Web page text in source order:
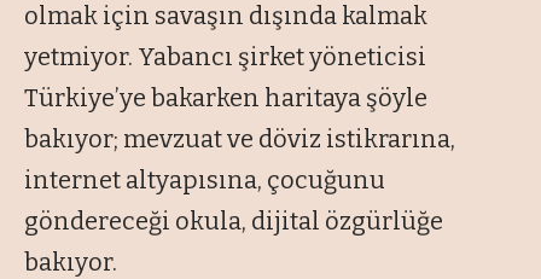
olmak için savaşın dışında kalmak
yetmiyor. Yabancı şirket yöneticisi
Türkiye’ye bakarken haritaya şöyle
bakıyor; mevzuat ve döviz istikrarına,
internet altyapısına, çocuğunu
göndereceği okula, dijital özgürlüğe
bakıyor.